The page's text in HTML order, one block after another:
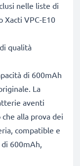
nelle liste di
Xacti VPC-E10
qualità
di 600mAh
La
aventi
alla prova dei
compatible e
600mAh,